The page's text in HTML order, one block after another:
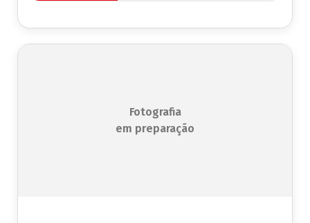
Fotografia
em preparação